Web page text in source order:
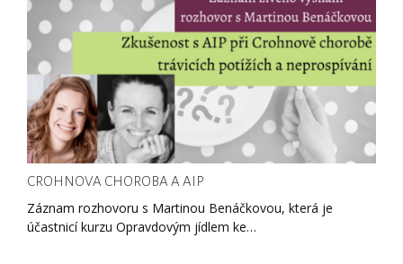
CROHNOVA CHOROBA A AIP
Záznam rozhovoru s Martinou Benáčkovou, která je
účastnicí kurzu Opravdovým jídlem ke…